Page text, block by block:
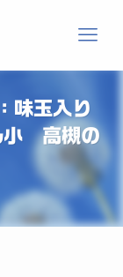
味玉入り
小 高槻の